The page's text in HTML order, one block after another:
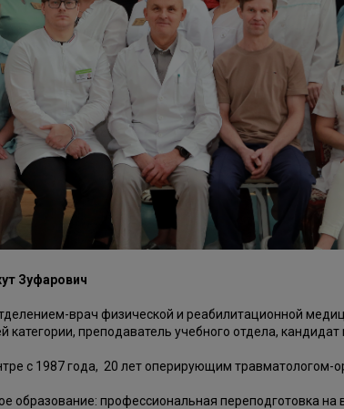
Зуфарович
врач физической и реабилитационной
категории, преподаватель учебного отдела,
с 1987 года, 20 лет оперирующим травматологом-
образование: профессиональная переподготовка на